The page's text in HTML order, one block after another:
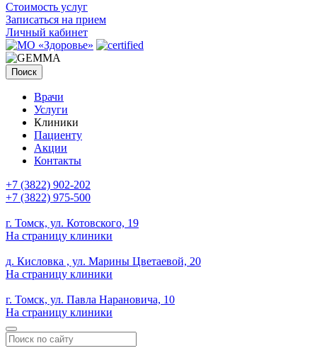
Стоимость услуг
Записаться на прием
Личный кабинет
Поиск
Врачи
Услуги
Клиники
Пациенту
Акции
Контакты
+7 (3822) 902-202
+7 (3822) 975-500
г. Томск, ул. Котовского, 19
На страницу клиники
д. Кисловка , ул. Марины Цветаевой, 20
На страницу клиники
г. Томск, ул. Павла Нарановича, 10
На страницу клиники